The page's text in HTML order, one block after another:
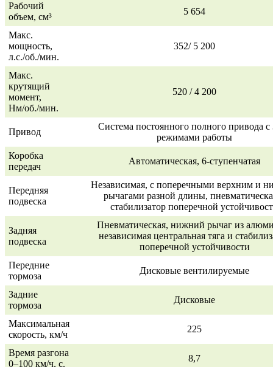
Рабочий
объем, см³
5 654
Макс.
мощность,
л.с./об./мин.
352/ 5 200
Макс.
крутящий
момент,
Нм/об./мин.
520 / 4 200
Привод
Система постоянного полного привода с
режимами работы
Коробка
передач
Автоматическая, 6-ступенчатая
Передняя
подвеска
Независимая, с поперечными верхним и
рычагами разной длины,
стабилизатор поперечной
Задняя
подвеска
Пневматическая, нижний рычаг из
независимая центральная тяга и
поперечной устойчивости
Передние
тормоза
Дисковые вентилируемые
Задние
тормоза
Дисковые
Максимальная
скорость, км/ч
225
Время разгона
0–100 км/ч, с.
8,7